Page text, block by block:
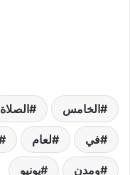
الخامس الصلاة
في لعام
ومدن يونيو